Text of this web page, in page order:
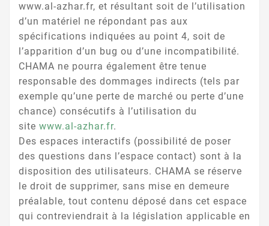
www.al-azhar.fr, et résultant soit de l’utilisation
d’un matériel ne répondant pas aux
spécifications indiquées au point 4, soit de
l’apparition d’un bug ou d’une incompatibilité.
CHAMA ne pourra également être tenue
responsable des dommages indirects (tels par
exemple qu’une perte de marché ou perte d’une
chance) consécutifs à l’utilisation du
site www.al-azhar.fr.
Des espaces interactifs (possibilité de poser
des questions dans l’espace contact) sont à la
disposition des utilisateurs. CHAMA se réserve
le droit de supprimer, sans mise en demeure
préalable, tout contenu déposé dans cet espace
qui contreviendrait à la législation applicable en